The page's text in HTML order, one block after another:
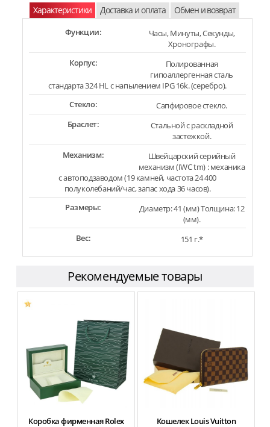
Характеристики Доставка и оплата Обмен и возврат
Функции:
Часы, Минуты, Секунды,
Хронографы.
Корпус:
Полированная
гипоаллергенная сталь
стандарта 324 HL с напылением IPG 16k. (серебро).
Стекло:
Сапфировое стекло.
Браслет:
Стальной с раскладной
застежкой.
Механизм:
Швейцарский серийный
механизм (IWC tm) : механика
с автоподзаводом (19 камней, частота 24 400
полуколебаний/час, запас хода 36 часов).
Размеры:
Диаметр: 41 (мм) Толщина: 12
(мм).
Вес:
151 г.*
Рекомендуемые товары
Коробка фирменная Rolex Кошелек Louis Vuitton